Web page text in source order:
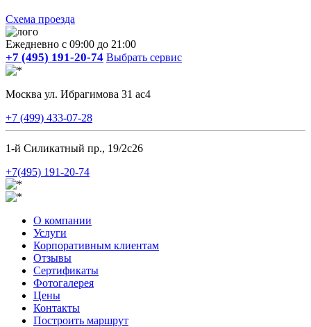
Схема проезда
Ежедневно с 09:00 до 21:00
+7 (495) 191-20-74 Выбрать сервис
Москва ул. Ибрагимова 31 ас4
+7 (499) 433-07-28
1-й Силикатный пр., 19/2с26
+7(495) 191-20-74
О компании
Услуги
Корпоративным клиентам
Отзывы
Сертификаты
Фотогалерея
Цены
Контакты
Построить маршрут